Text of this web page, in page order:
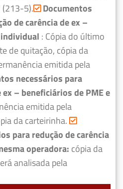
5). Documentos
de carência de ex –
: Cópia do último
de quitação, cópia da
emitida pela
necessários para
– beneficiários de PME e
emitida pela
da carteirinha.
para redução de carência
operadora: cópia da
analisada pela